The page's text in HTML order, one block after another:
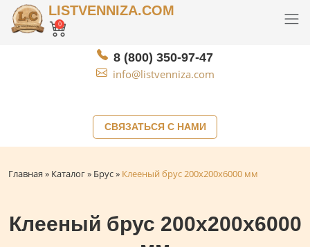
СВЯЗАТЬСЯ С НАМИ
LISTVENNIZA.COM
0
8 (800) 350-97-47
info@listvenniza.com
Главная » Каталог» Брус» Клееный брус 200x200x6000 мм
Клееный брус 200x200x6000